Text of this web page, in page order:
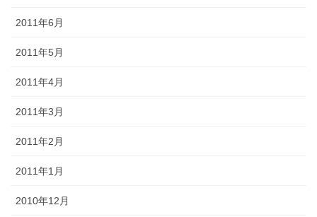
2011年6月
2011年5月
2011年4月
2011年3月
2011年2月
2011年1月
2010年12月